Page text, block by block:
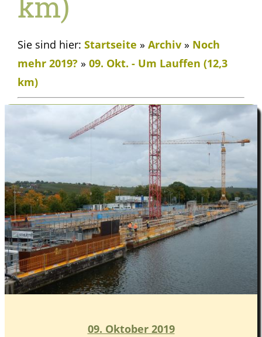
Sie sind hier: Startseite » Archiv » Noch
mehr 2019? » 09. Okt. - Um Lauffen (12,3
km)
09. Oktober 2019